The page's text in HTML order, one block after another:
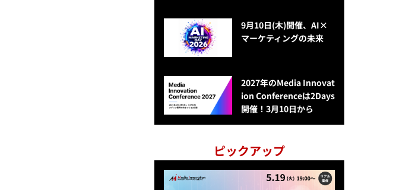
9月10日(木)開催、AI×
マーケティングの未来
2027年のMedia Innovat
ion Conferenceは2Days
開催！3月10日から
ピックアップ